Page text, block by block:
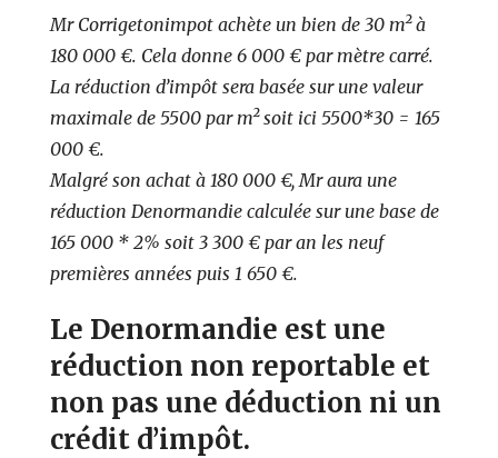
Mr Corrigetonimpot achète un bien de 30 m² à
180 000 €. Cela donne 6 000 € par mètre carré.
La réduction d’impôt sera basée sur une valeur
maximale de 5500 par m² soit ici 5500*30 = 165
000 €.
Malgré son achat à 180 000 €, Mr aura une
réduction Denormandie calculée sur une base de
165 000 * 2% soit 3 300 € par an les neuf
premières années puis 1 650 €.
Le Denormandie est une
réduction non reportable et
non pas une déduction ni un
crédit d’impôt.